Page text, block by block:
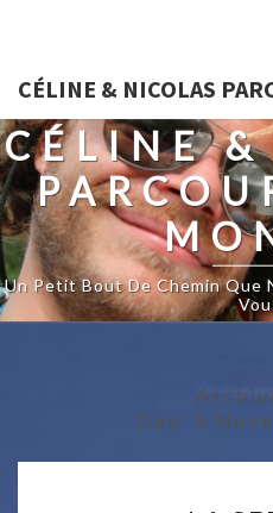
CÉLINE & NICOLAS
CÉLINE
Un Petit Bout De Chemin Que
Day: 5